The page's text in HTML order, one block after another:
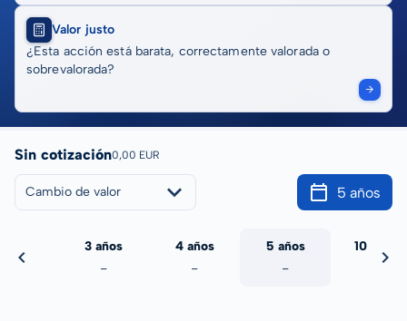
Valor justo
¿Esta acción está barata, correctamente valorada o
sobrevalorada?
Sin cotización0,00 EUR
Cambio de valor 5 años
3 años
-
4 años
-
5 años
-
10 años